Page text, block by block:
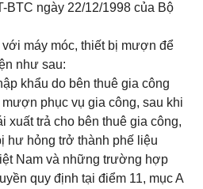
BTC ngày 22/12/1998 của Bộ
máy móc, thiết bị mượn để
như sau:
khẩu do bên thuê gia công
phục vụ gia công, sau khi
xuất trả cho bên thuê gia công,
hư hỏng trở thành phế liệu
Nam và những trường hợp
quy định tại điểm 11, mục A